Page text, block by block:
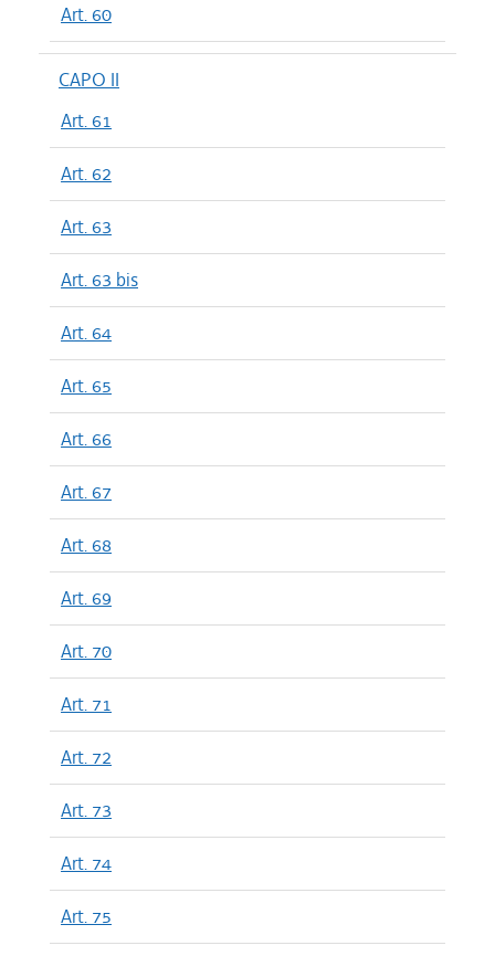
Art. 60
CAPO II
Art. 61
Art. 62
Art. 63
Art. 63 bis
Art. 64
Art. 65
Art. 66
Art. 67
Art. 68
Art. 69
Art. 70
Art. 71
Art. 72
Art. 73
Art. 74
Art. 75